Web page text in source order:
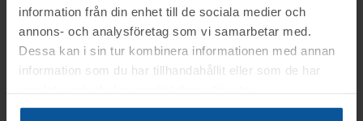
information från din enhet till de sociala medier och
annons- och analysföretag som vi samarbetar med.
Dessa kan i sin tur kombinera informationen med annan
information som du har tillhandahållit eller som de har
hästvagnar, m.m.
Se mer om auktionen
verkstadsmaskiner,
gräsklippare, byggmaterial
Se mer om auktionen